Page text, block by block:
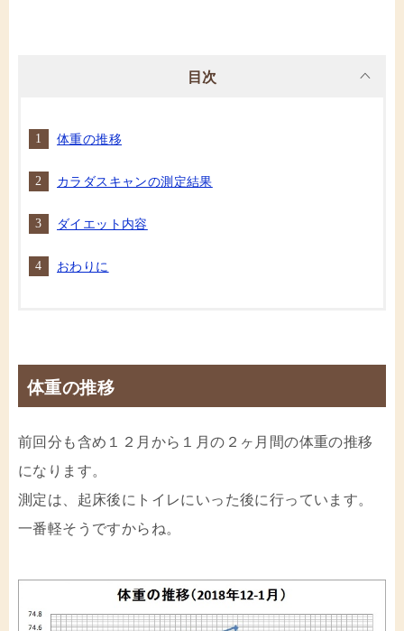
目次
体重の推移
カラダスキャンの測定結果
ダイエット内容
おわりに
体重の推移
前回分も含め１２月から１月の２ヶ月間の体重の推移
になります。
測定は、起床後にトイレにいった後に行っています。
一番軽そうですからね。